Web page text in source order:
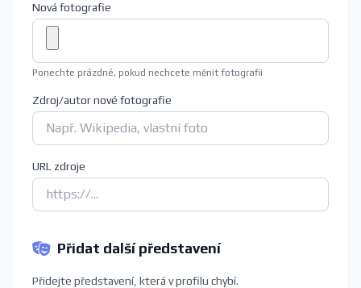
Nová fotografie
Ponechte prázdné, pokud nechcete měnit fotografii
Zdroj/autor nové fotografie
URL zdroje
Přidat další představení
Přidejte představení, která v profilu chybí.